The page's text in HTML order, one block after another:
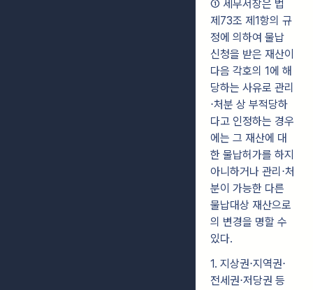
① 세무서장은 법
제73조 제1항의 규
정에 의하여 물납
신청을 받은 재산이
다음 각호의 1에 해
당하는 사유로 관리
⋅처분 상 부적당하
다고 인정하는 경우
에는 그 재산에 대
한 물납허가를 하지
아니하거나 관리⋅처
분이 가능한 다른
물납대상 재산으로
의 변경을 명할 수
있다.
1. 지상권⋅지역권⋅
전세권⋅저당권 등